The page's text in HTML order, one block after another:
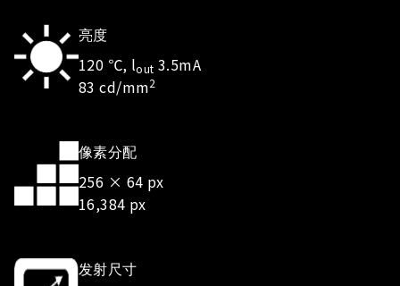
发射尺寸
12.8 × 3.2 mm
长宽比 1:4
ASIC
Infineon
全面集成
智能供电